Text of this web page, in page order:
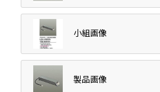
小組画像
製品画像